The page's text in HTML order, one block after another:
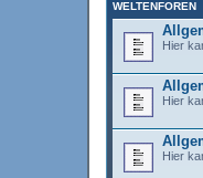
WELTENFOREN
Hier
Hier
Hier